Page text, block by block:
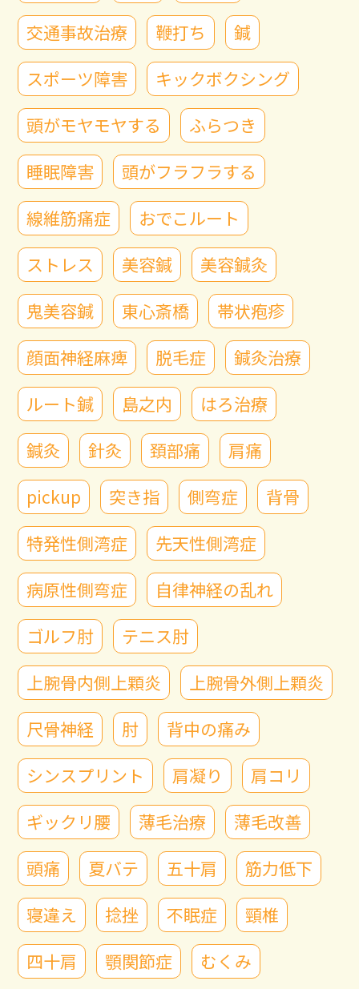
交通事故治療
鞭打ち
鍼
スポーツ障害
キックボクシング
頭がモヤモヤする
ふらつき
睡眠障害
頭がフラフラする
線維筋痛症
おでこルート
ストレス
美容鍼
美容鍼灸
鬼美容鍼
東心斎橋
帯状疱疹
顔面神経麻痺
脱毛症
鍼灸治療
ルート鍼
島之内
はろ治療
鍼灸
針灸 頚部痛
肩痛
pickup
突き指 側弯症
背骨
特発性側湾症
先天性側湾症
病原性側弯症
自律神経の乱れ
ゴルフ肘
テニス肘
上腕骨内側上顆炎
上腕骨外側上顆炎
尺骨神経
肘
背中の痛み
シンスプリント
肩凝り
肩コリ
ギックリ腰
薄毛治療
薄毛改善
頭痛
夏バテ 五十肩
筋力低下
寝違え
捻挫 不眠症
頸椎
四十肩
顎関節症 むくみ